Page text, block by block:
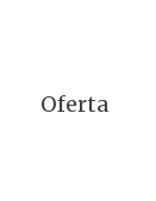
Oferta